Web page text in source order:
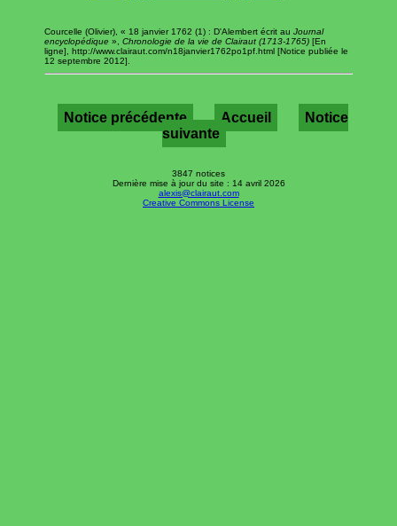
Courcelle (Olivier), « 18 janvier 1762 (1) : D'Alembert écrit au Journal
encyclopédique », Chronologie de la vie de Clairaut (1713-1765) [En
ligne], http://www.clairaut.com/n18janvier1762po1pf.html [Notice publiée le
12 septembre 2012].
Notice précédente Accueil
Notice
suivante
3847 notices
Dernière mise à jour du site : 14 avril 2026
alexis@clairaut.com
Creative Commons License